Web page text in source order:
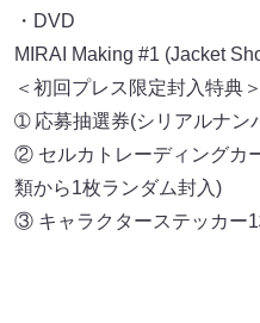
・DVD
MIRAI Making #1 (Jacket
＜初回プレス限定封入特典＞
➀ 応募抽選券(シリアルナン
② セルカトレーディングカ
類から1枚ランダム封入)
③ キャラクターステッカー1